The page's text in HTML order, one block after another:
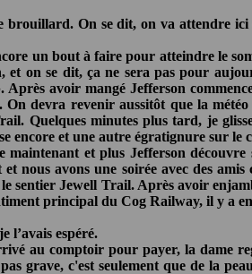
brouillard. On se dit, on va attendre
un bout à faire pour atteindre le
et on se dit, ça ne sera pas pour
avoir mangé Jefferson
devra revenir aussitôt que la météo
Quelques minutes plus tard, je
encore et une autre égratignure sur le
et plus Jefferson découvre
nous avons une soirée avec des amis
sentier Jewell Trail. Après avoir
principal du Cog Railway, il y a
l’avais espéré.
au comptoir pour payer, la dame
grave, c'est seulement que de la